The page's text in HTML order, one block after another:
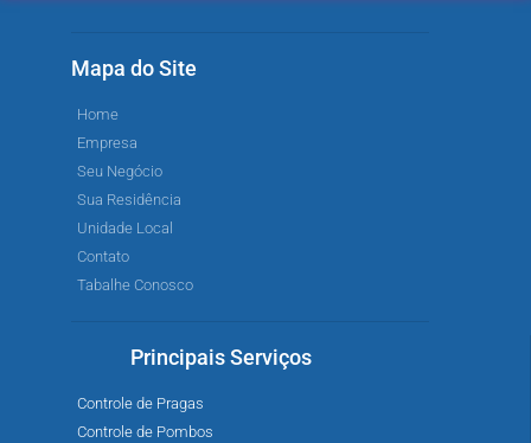
Mapa do Site
Home
Empresa
Seu Negócio
Sua Residência
Unidade Local
Contato
Tabalhe Conosco
Principais Serviços
Controle de Pragas
Controle de Pombos